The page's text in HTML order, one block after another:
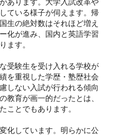
ている様子が伺えます。帰
生の絶対数はそれほど増え
化が進み、国内と英語学習
ます。
受験生を受け入れる学校が
を重視した学歴・塾歴社会
しない入試が行われる傾向
教育が画一的だったとは、
ことでもあります。
化しています。明らかに公